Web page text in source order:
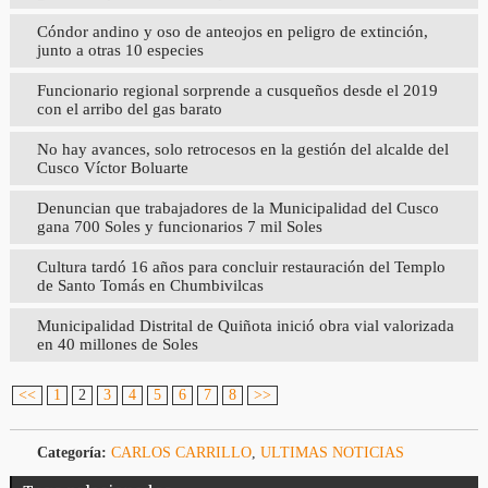
Cóndor andino y oso de anteojos en peligro de extinción,
junto a otras 10 especies
Funcionario regional sorprende a cusqueños desde el 2019
con el arribo del gas barato
No hay avances, solo retrocesos en la gestión del alcalde del
Cusco Víctor Boluarte
Denuncian que trabajadores de la Municipalidad del Cusco
gana 700 Soles y funcionarios 7 mil Soles
Cultura tardó 16 años para concluir restauración del Templo
de Santo Tomás en Chumbivilcas
Municipalidad Distrital de Quiñota inició obra vial valorizada
en 40 millones de Soles
<< 1 2 3 4 5 6 7 8 >>
Categoría: CARLOS CARRILLO, ULTIMAS NOTICIAS